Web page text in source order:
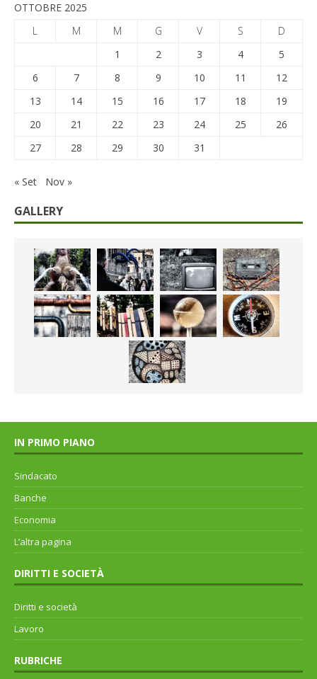
OTTOBRE 2025
L
M M G V S
D
1
2 3 4
5
6
7 8 9 10 11
12
13
14 15 16 17 18
19
20
21 22 23 24 25
26
27
28 29 30 31
« Set Nov »
GALLERY
IN PRIMO PIANO
Sindacato
Banche
Economia
L’altra pagina
DIRITTI E SOCIETÀ
Diritti e società
Lavoro
RUBRICHE